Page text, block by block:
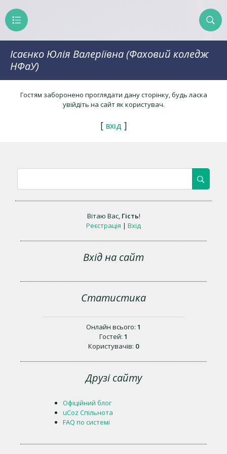
Ісаєнко Юлія Валеріївна (Фаховий коледж
НФаУ)
Гостям заборонено проглядати дану сторінку, будь ласка
увійдіть на сайт як користувач.
[ ВХІД ]
Вітаю Вас, Гість!
Реєстрація | Вхід
Вхід на сайт
Статистика
Онлайн всього: 1
Гостей: 1
Користувачів: 0
Друзі сайту
Офіційний блог
uCoz Спільнота
FAQ по системі